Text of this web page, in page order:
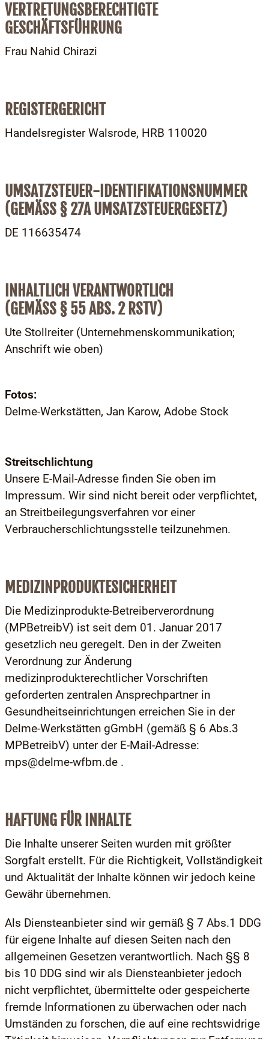
VERTRETUNGSBERECHTIGTE
GESCHÄFTSFÜHRUNG
Frau Nahid Chirazi
REGISTERGERICHT
Handelsregister Walsrode, HRB 110020
UMSATZSTEUER-IDENTIFIKATIONSNUMMER
(GEMÄSS § 27A UMSATZSTEUERGESETZ)
DE 116635474
INHALTLICH VERANTWORTLICH
(GEMÄSS § 55 ABS. 2 RSTV)
Ute Stollreiter (Unternehmenskommunikation;
Anschrift wie oben)
Fotos:
Delme-Werkstätten, Jan Karow, Adobe Stock
Streitschlichtung
Unsere E-Mail-Adresse finden Sie oben im
Impressum. Wir sind nicht bereit oder verpflichtet,
an Streitbeilegungsverfahren vor einer
Verbraucherschlichtungsstelle teilzunehmen.
MEDIZINPRODUKTESICHERHEIT
Die Medizinprodukte-Betreiberverordnung
(MPBetreibV) ist seit dem 01. Januar 2017
gesetzlich neu geregelt. Den in der Zweiten
Verordnung zur Änderung
medizinprodukterechtlicher Vorschriften
geforderten zentralen Ansprechpartner in
Gesundheitseinrichtungen erreichen Sie in der
Delme-Werkstätten gGmbH (gemäß § 6 Abs.3
MPBetreibV) unter der E-Mail-Adresse:
mps@delme-wfbm.de .
HAFTUNG FÜR INHALTE
Die Inhalte unserer Seiten wurden mit größter
Sorgfalt erstellt. Für die Richtigkeit, Vollständigkeit
und Aktualität der Inhalte können wir jedoch keine
Gewähr übernehmen.
Als Diensteanbieter sind wir gemäß § 7 Abs.1 DDG
für eigene Inhalte auf diesen Seiten nach den
allgemeinen Gesetzen verantwortlich. Nach §§ 8
bis 10 DDG sind wir als Diensteanbieter jedoch
nicht verpflichtet, übermittelte oder gespeicherte
fremde Informationen zu überwachen oder nach
Umständen zu forschen, die auf eine rechtswidrige